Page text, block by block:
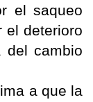
el saqueo
el deterioro
cambio
a que la